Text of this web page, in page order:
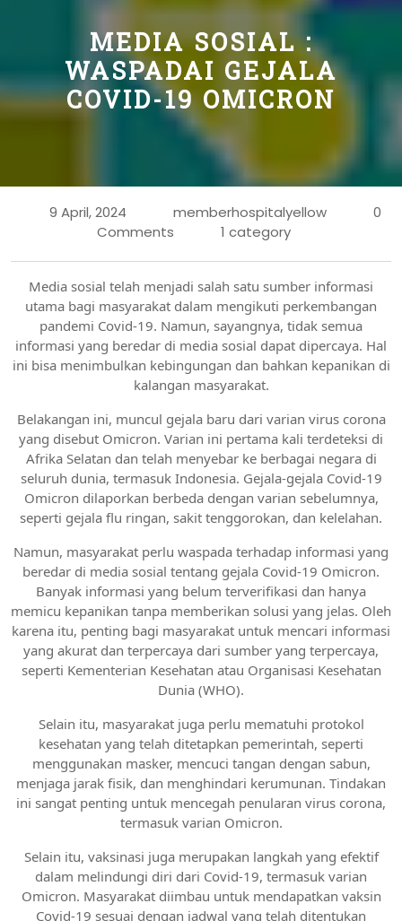
MEDIA SOSIAL :
WASPADAI GEJALA
COVID-19 OMICRON
9 April, 2024 memberhospitalyellow
0
Comments
1 category
Media sosial telah menjadi salah satu sumber informasi
utama bagi masyarakat dalam mengikuti perkembangan
pandemi Covid-19. Namun, sayangnya, tidak semua
informasi yang beredar di media sosial dapat dipercaya. Hal
ini bisa menimbulkan kebingungan dan bahkan kepanikan di
kalangan masyarakat.
Belakangan ini, muncul gejala baru dari varian virus corona
yang disebut Omicron. Varian ini pertama kali terdeteksi di
Afrika Selatan dan telah menyebar ke berbagai negara di
seluruh dunia, termasuk Indonesia. Gejala-gejala Covid-19
Omicron dilaporkan berbeda dengan varian sebelumnya,
seperti gejala flu ringan, sakit tenggorokan, dan kelelahan.
Namun, masyarakat perlu waspada terhadap informasi yang
beredar di media sosial tentang gejala Covid-19 Omicron.
Banyak informasi yang belum terverifikasi dan hanya
memicu kepanikan tanpa memberikan solusi yang jelas. Oleh
karena itu, penting bagi masyarakat untuk mencari informasi
yang akurat dan terpercaya dari sumber yang terpercaya,
seperti Kementerian Kesehatan atau Organisasi Kesehatan
Dunia (WHO).
Selain itu, masyarakat juga perlu mematuhi protokol
kesehatan yang telah ditetapkan pemerintah, seperti
menggunakan masker, mencuci tangan dengan sabun,
menjaga jarak fisik, dan menghindari kerumunan. Tindakan
ini sangat penting untuk mencegah penularan virus corona,
termasuk varian Omicron.
Selain itu, vaksinasi juga merupakan langkah yang efektif
dalam melindungi diri dari Covid-19, termasuk varian
Omicron. Masyarakat diimbau untuk mendapatkan vaksin
Covid-19 sesuai dengan jadwal yang telah ditentukan